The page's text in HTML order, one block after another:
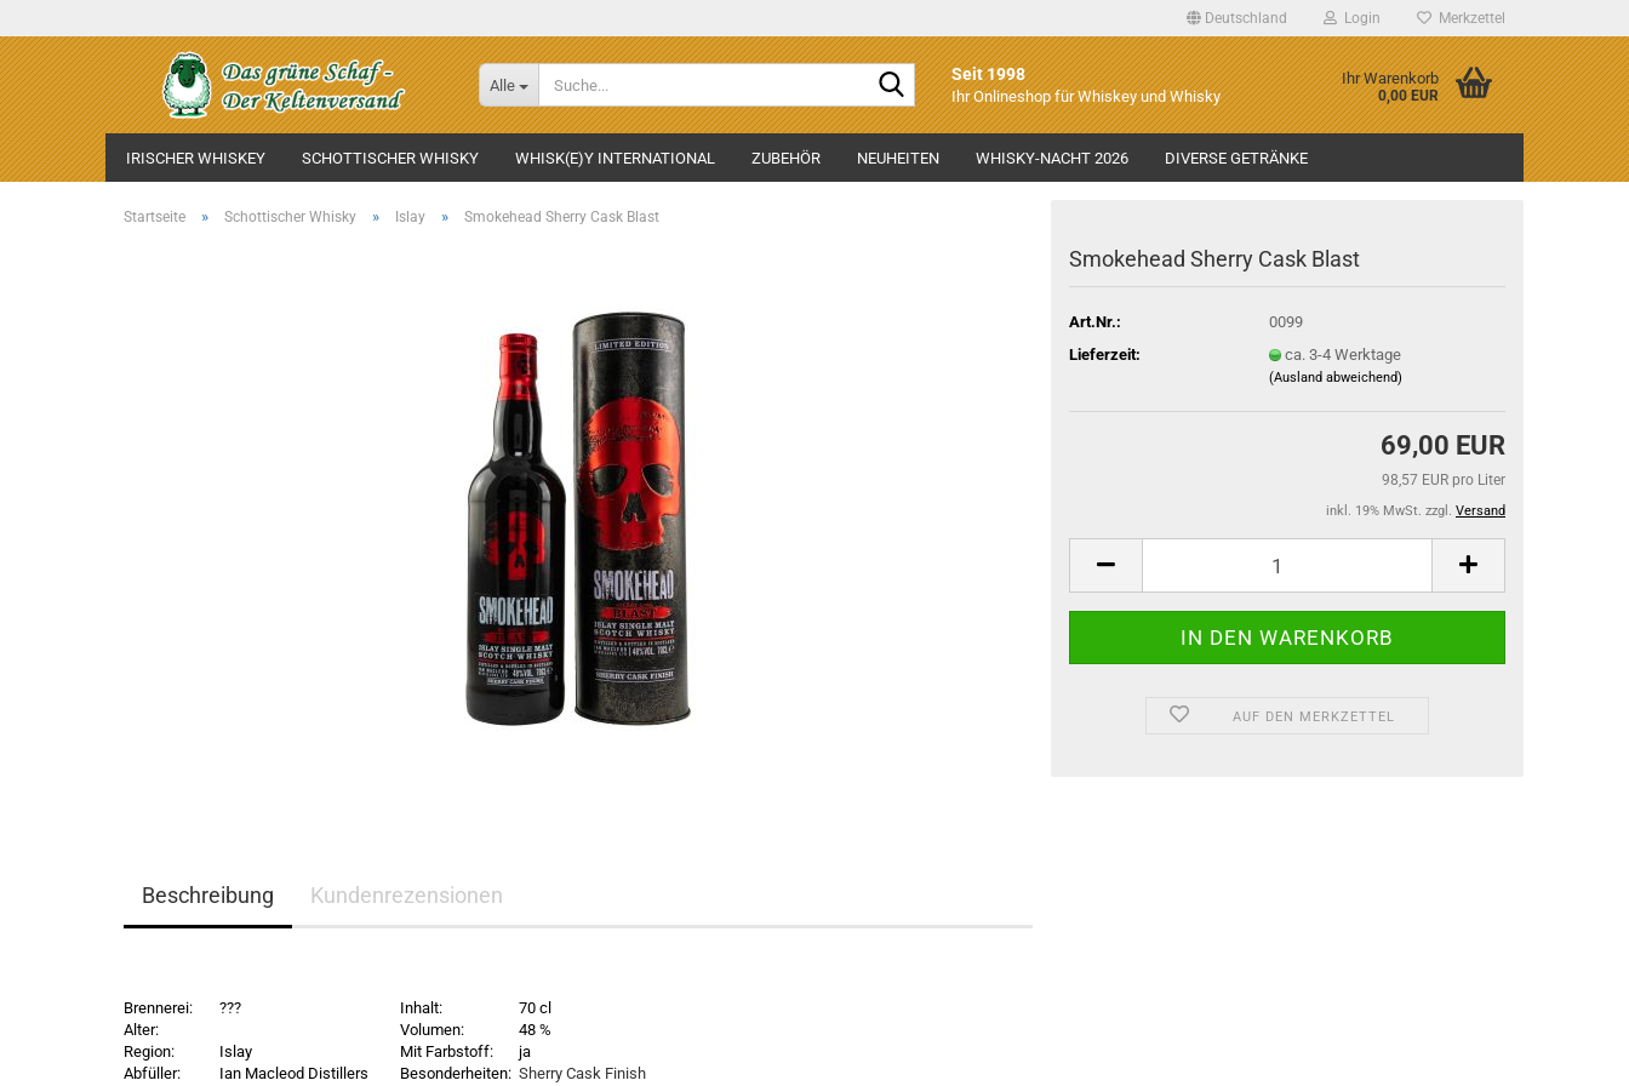
Deutschland Login Merkzettel
Alle
Suche...Seit 1998
Ihr Onlineshop für Whiskey und Whisky
Ihr Warenkorb
0,00 EUR
IRISCHER WHISKEY SCHOTTISCHER WHISKY WHISK(E)Y INTERNATIONAL ZUBEHÖR NEUHEITEN WHISKY-NACHT 2026 DIVERSE GETRÄNKE
Startseite » Schottischer Whisky » Islay » Smokehead Sherry Cask Blast
Smokehead Sherry Cask Blast
Art.Nr.:
0099
Lieferzeit:
ca. 3-4 Werktage
(Ausland abweichend)
69,00 EUR
98,57 EUR pro Liter
inkl. 19% MwSt. zzgl. Versand
AUF DEN MERKZETTEL
Beschreibung Kundenrezensionen
Brennerei: ??? Inhalt:
70 cl
Alter:
Volumen:
48 %
Region:
Islay Mit Farbstoff:
ja
Abfüller:
Ian Macleod Distillers Besonderheiten: Sherry Cask Finish